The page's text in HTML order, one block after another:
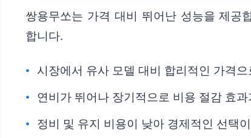
쌍용무쏘는 가격 대비 뛰어난 성능을 제공
합니다.
시장에서 유사 모델 대비 합리적인 가격
연비가 뛰어나 장기적으로 비용 절감 효
정비 및 유지 비용이 낮아 경제적인 선택